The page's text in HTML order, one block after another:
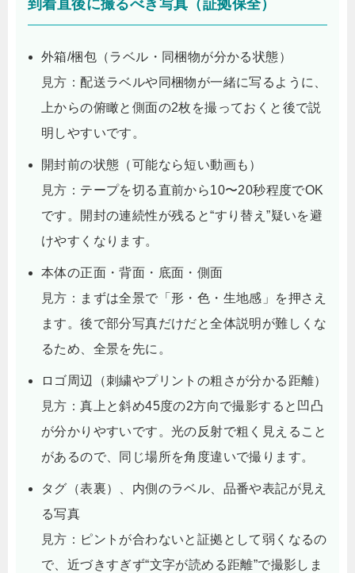
到着直後に撮るべき写真（証拠保全）
外箱/梱包（ラベル・同梱物が分かる状態）
見方： 配送ラベルや同梱物が一緒に写るように、
上からの俯瞰と側面の2枚を撮っておくと後で説
明しやすいです。
開封前の状態（可能なら短い動画も）
見方： テープを切る直前から10〜20秒程度でOK
です。開封の連続性が残ると“すり替え”疑いを避
けやすくなります。
本体の正面・背面・底面・側面
見方： まずは全景で「形・色・生地感」を押さえ
ます。後で部分写真だけだと全体説明が難しくな
るため、全景を先に。
ロゴ周辺（刺繍やプリントの粗さが分かる距離）
見方：真上と斜め45度の2方向で撮影すると凹凸
が分かりやすいです。光の反射で粗く見えること
があるので、同じ場所を角度違いで撮ります。
タグ（表裏）、内側のラベル、品番や表記が見え
る写真
見方： ピントが合わないと証拠として弱くなるの
で、近づきすぎず“文字が読める距離”で撮影しま